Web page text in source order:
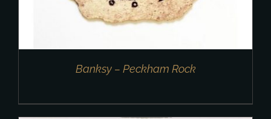
Banksy – Peckham Rock